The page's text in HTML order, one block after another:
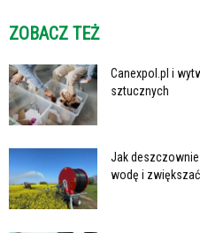
ZOBACZ TEŻ
Canexpol.pl i
sztucznych
Jak
wodę i